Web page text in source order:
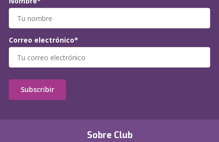
Sobre Club
Correo electrónico*
Subscribir